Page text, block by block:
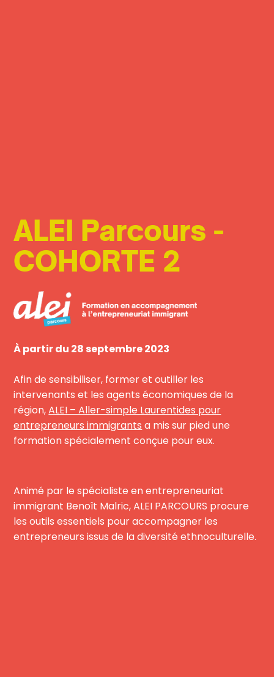
ALEI Parcours -
COHORTE 2
À partir du 28 septembre 2023
Afin de sensibiliser, former et outiller les
intervenants et les agents économiques de la
région,ALEI – Aller-simple Laurentides pour
entrepreneurs immigrants a mis sur pied une
formation spécialement conçue pour eux.
Animé par le spécialiste en entrepreneuriat
immigrant Benoît Malric, ALEI PARCOURS procure
les outils essentiels pour accompagner les
entrepreneurs issus de la diversité ethnoculturelle.